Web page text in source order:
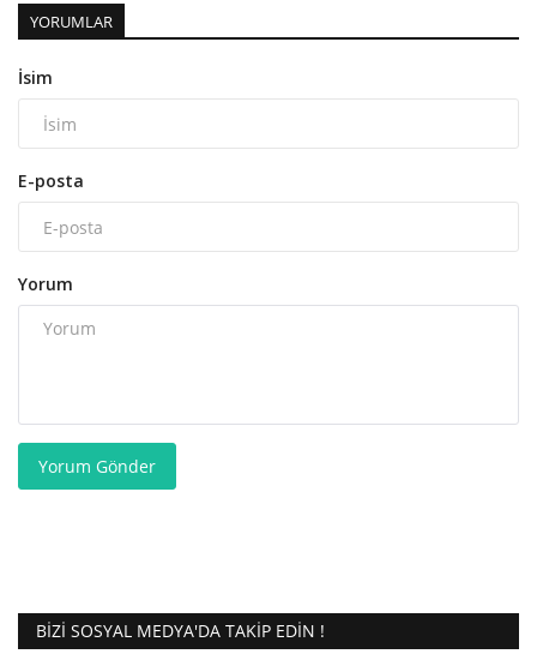
YORUMLAR
İsim
E-posta
Yorum
Yorum Gönder
BIZI SOSYAL MEDYA'DA TAKIP EDIN !